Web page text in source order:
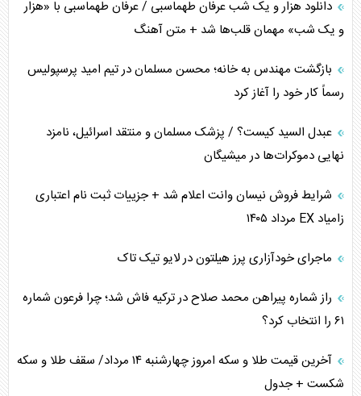
اربعین، کابوس مشترک تل‌آویو-واشنگتن
برنامه هفتم توسعه در نقطه کور سیاستگذاری
اوکراین بازوی مخرب آمریکا در غرب آسیا
اهمیت راهبردی اردن برای آمریکا
پیام، ظرفیت بالفعل‌نشده تجارت ایران
همسویی عربستان با سنتکام علیه متحدان ایران
ترامپ و توهم خلع سلاح حماس
دانلود هزار و یک شب عرفان طهماسبی / عرفان طهماسبی با «هزار
و یک شب» مهمان قلب‌ها شد + متن آهنگ
بازگشت مهندس به خانه؛ محسن مسلمان در تیم امید پرسپولیس
رسماً کار خود را آغاز کرد
عبدل السید کیست؟ / پزشک مسلمان و منتقد اسرائیل، نامزد
نهایی دموکرات‌ها در میشیگان
شرایط فروش نیسان وانت اعلام شد + جزییات ثبت نام اعتباری
زامیاد EX مرداد ۱۴۰۵
ماجرای خودآزاری پرز هیلتون در لایو تیک تاک
راز شماره پیراهن محمد صلاح در ترکیه فاش شد؛ چرا فرعون شماره
۶۱ را انتخاب کرد؟
آخرین قیمت طلا و سکه امروز چهارشنبه ۱۴ مرداد/ سقف طلا و سکه
شکست + جدول